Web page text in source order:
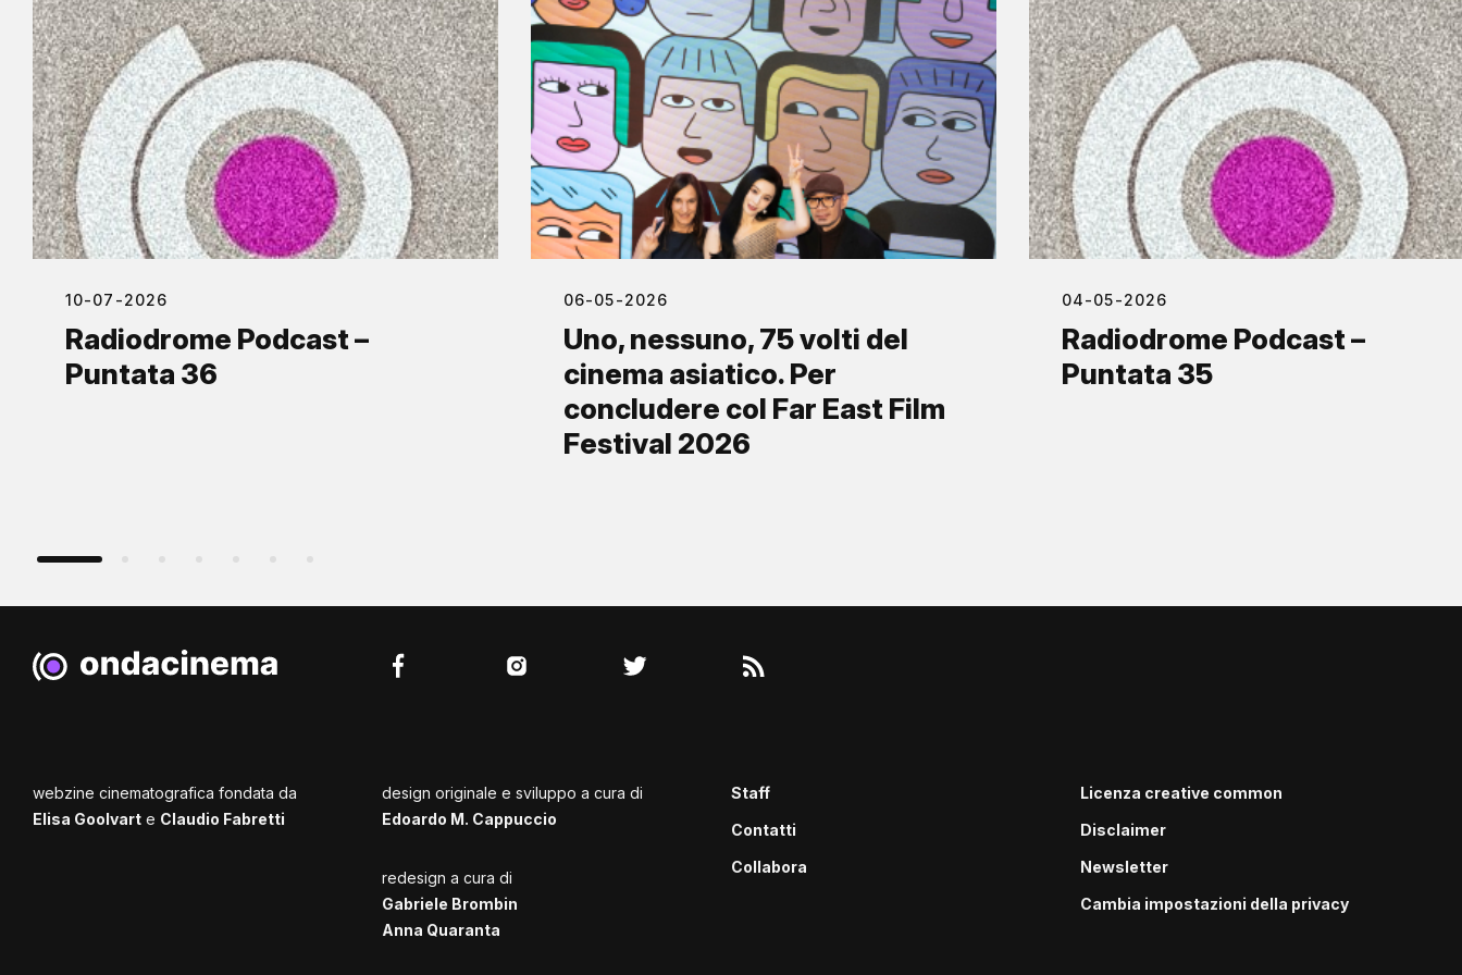
10-07-2026
Radiodrome Podcast –
Puntata 36
06-05-2026
Uno, nessuno, 75 volti del
cinema asiatico. Per
concludere col Far East Film
Festival 2026
04-05-2026
Radiodrome Podcast –
Puntata 35
webzine cinematografica fondata da
Elisa Goolvart e Claudio Fabretti
design originale e sviluppo a cura di
Edoardo M. Cappuccio
redesign a cura di
Gabriele Brombin
Anna Quaranta
Staff
Contatti
Collabora
Licenza creative common
Disclaimer
Newsletter
Cambia impostazioni della privacy